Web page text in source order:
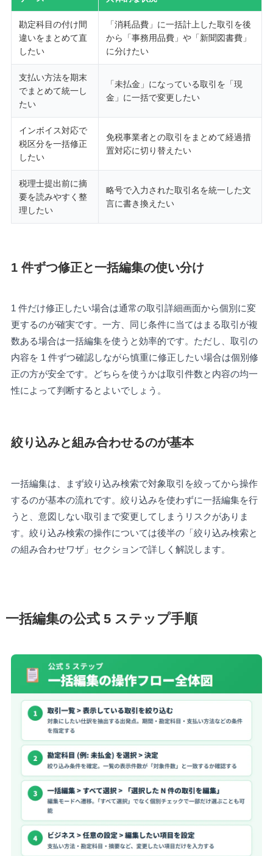
勘定科目の付け間
違いをまとめて直
したい
「消耗品費」に一括計上した取引を後
から「事務用品費」や「新聞図書費」
に分けたい
支払い方法を期末
でまとめて統一し
たい
「未払金」になっている取引を「現
金」に一括で変更したい
インボイス対応で
税区分を一括修正
したい
免税事業者との取引をまとめて経過措
置対応に切り替えたい
税理士提出前に摘
要を読みやすく整
理したい
略号で入力された取引名を統一した文
言に書き換えたい
1 件ずつ修正と一括編集の使い分け
1 件だけ修正したい場合は通常の取引詳細画面から個別に変
更するのが確実です。一方、同じ条件に当てはまる取引が複
数ある場合は一括編集を使うと効率的です。ただし、取引の
内容を 1 件ずつ確認しながら慎重に修正したい場合は個別修
正の方が安全です。どちらを使うかは取引件数と内容の均一
性によって判断するとよいでしょう。
絞り込みと組み合わせるのが基本
一括編集は、まず絞り込み検索で対象取引を絞ってから操作
するのが基本の流れです。絞り込みを使わずに一括編集を行
うと、意図しない取引まで変更してしまうリスクがありま
す。絞り込み検索の操作については後半の「絞り込み検索と
の組み合わせワザ」セクションで詳しく解説します。
一括編集の公式 5 ステップ手順